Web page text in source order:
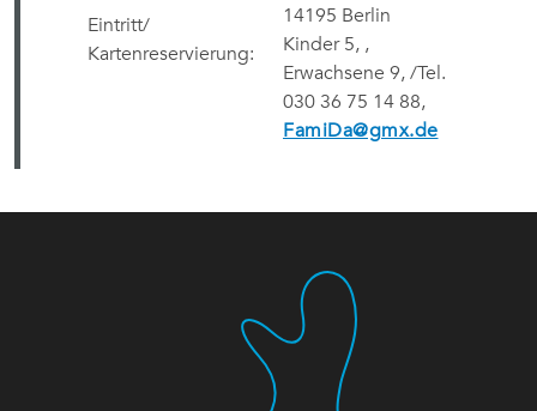
Eintritt/
Kartenreservierung:
14195 Berlin
Kinder 5, ,
Erwachsene 9, /Tel.
030 36 75 14 88,
FamiDa@gmx.de